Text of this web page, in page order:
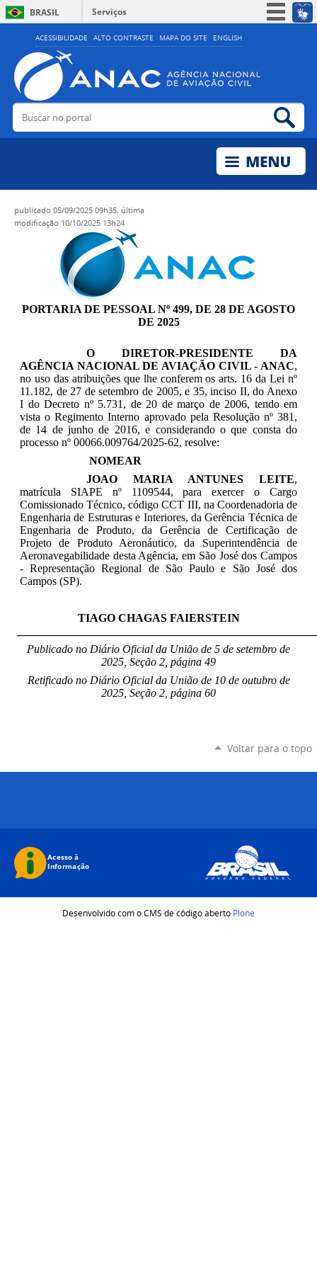
ACESSIBILIDADE ALTO CONTRASTE MAPA DO SITE ENGLISH
BRASIL
Serviços
Simplifique!
Acesso à informação
Legislação
Buscar no portal
publicado 05/09/2025 09h35, última
modificação 10/10/2025 13h24
PORTARIA DE PESSOAL Nº 499, DE 28 DE AGOSTO
DE 2025
ODIRETOR-PRESIDENTE DA
AGÊNCIA NACIONAL DE AVIAÇÃO CIVIL - ANAC,
no uso das atribuições que lhe conferem os arts. 16 da Lei nº
11.182, de 27 de setembro de 2005, e 35, inciso II, do Anexo
I do Decreto nº 5.731, de 20 de março de 2006, tendo em
vista o Regimento Interno aprovado pela Resolução nº 381,
de 14 de junho de 2016, e considerando o que consta do
processo nº 00066.009764/2025-62, resolve:
NOMEAR
JOAO MARIA ANTUNES LEITE,
matrícula SIAPE nº 1109544, para exercer o Cargo
Comissionado Técnico, código CCT III, na Coordenadoria de
Engenharia de Estruturas e Interiores, da Gerência Técnica de
Engenharia de Produto, da Gerência de Certificação de
Projeto de Produto Aeronáutico, da Superintendência de
Aeronavegabilidade desta Agência, em São José dos Campos
- Representação Regional de São Paulo e São José dos
Campos (SP).
TIAGO CHAGAS FAIERSTEIN
Publicado no Diário Oficial da União de 5 de setembro de
2025, Seção 2, página 49
Retificado no Diário Oficial da União de 10 de outubro de
2025, Seção 2, página 60
Voltar para o topo
Desenvolvido com o CMS de código aberto Plone